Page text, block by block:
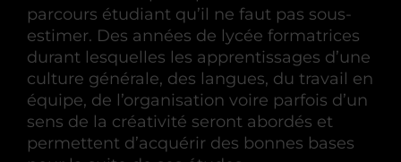
parcours étudiant qu’il ne faut pas sous-
estimer. Des années de lycée formatrices
durant lesquelles les apprentissages d’une
culture générale, des langues, du travail en
équipe, de l’organisation voire parfois d’un
sens de la créativité seront abordés et
permettent d’acquérir des bonnes bases